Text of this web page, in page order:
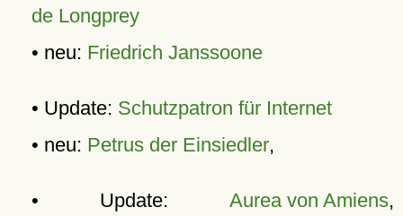
de Longprey
• neu: Friedrich Janssoone
• Update: Schutzpatron für Internet
• neu: Petrus der Einsiedler,
• Update: Aurea von Amiens,